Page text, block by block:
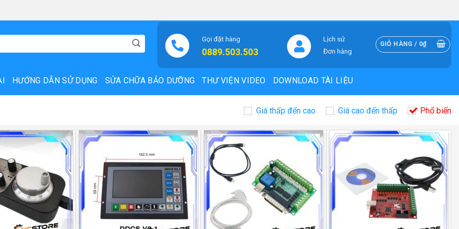
Gọi đặt hàng
0889.503.503
Lịch sử
Đơn hàng
GIỎ HÀNG / 0₫
HƯỚNG DẪN SỬ DỤNG SỬA CHỮA BẢO DƯỠNG THƯ VIỆN VIDEO DOWNLOAD TÀI LIỆU
Giá thấp đến cao Giá cao đến thấp Phổ biến